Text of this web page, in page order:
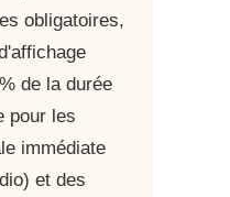
obligatoires,
de la durée
pour les
immédiate
et des